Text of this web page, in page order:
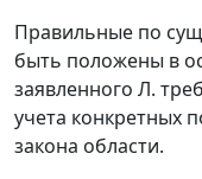
Правильные по
быть положены в
заявленного Л.
учета конкретных
закона области.